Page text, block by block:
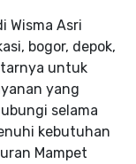
Wisma Asri
bogor, depok,
untuk
yang
selama
kebutuhan
Mampet